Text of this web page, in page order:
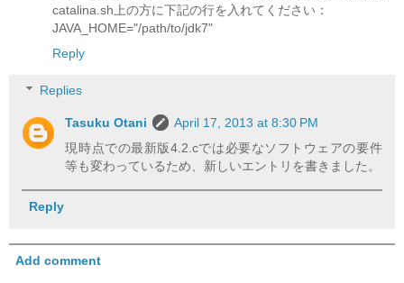
catalina.sh上の方に下記の行を入れてください：
JAVA_HOME="/path/to/jdk7"
Reply
Replies
Tasuku Otani
April 17, 2013 at 8:30 PM
現時点での最新版4.2.cでは必要なソフトウェアの要件
等も変わっているため、新しいエントリを書きました。
Reply
Add comment